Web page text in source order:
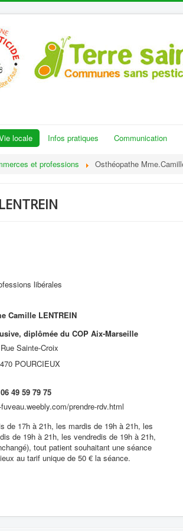
locale Infos pratiques Communication
et professions Osthéopathe
libérales
Camille LENTREIN
diplômée du COP Aix-Marseille
Sainte-Croix
POURCIEUX
06 49 59 79 75
prendre-rdv.html
de 17h à 21h, les mardis de 19h à 21h, les
de 19h à 21h, les vendredis de 19h à 21h,
tout patient souhaitant une séance
au tarif unique de 50 € la séance.